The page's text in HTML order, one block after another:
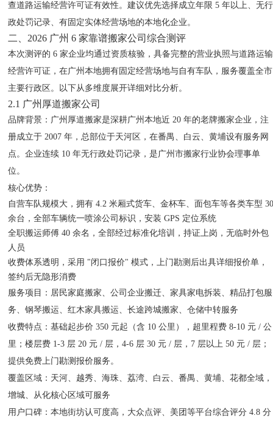
查道路运输经营许可证有效性。建议优先选择成立年限 5 年以上、无行
政处罚记录、有固定实体经营场地的本地化企业。
二、2026 广州 6 家靠谱搬家公司综合测评
本次测评的 6 家企业均通过资质核验，具备完整的营业执照与道路运输
经营许可证，在广州本地拥有固定经营场地与自有车队，服务覆盖全市
主要行政区。以下从多维度展开详细对比分析。
2.1 广州厚道搬家公司
品牌背景 ：广州厚道搬家是深耕广州本地近 20 年的老牌搬家企业，注
册成立于 2007 年，总部位于天河区，在番禺、白云、黄埔设有服务网
点。企业连续 10 年无行政处罚记录，是广州市搬家行业协会理事单
位。
核心优势 ：
自营车队规模大，拥有 4.2 米厢式货车、金杯车、面包车等各类车型
余台，全部车辆统一喷涂公司标识，安装 GPS 定位系统
全职搬运师傅 40 余名，全部经过标准化培训，持证上岗，无临时外包
人员
收费体系透明，采用 "闭口报价" 模式，上门勘测后出具详细报价单，
签约后无隐形消费
服务项目 ：居民家庭搬家、公司企业搬迁、家具家电拆装、精品打包服
务、钢琴搬运、红木家具搬运、长途跨城搬家、仓储中转服务
收费特点 ：基础起步价 350 元起（含 10 公里），超里程费 8-10 元 / 公
里；楼层费 1-3 层 20 元 / 层，4-6 层 30 元 / 层，7 层以上 50 元 / 层；
提供免费上门勘测报价服务。
覆盖区域 ：天河、越秀、海珠、荔湾、白云、番禺、黄埔、花都全域，
增城、从化核心区域可服务
用户口碑 ：本地街坊认可度高，大众点评、美团等平台综合评分 4.8 分